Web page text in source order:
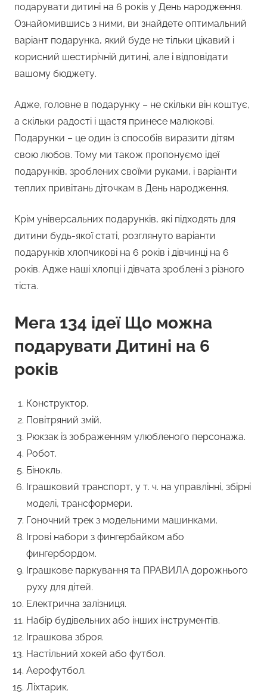
подарувати дитині на 6 років у День народження.
Ознайомившись з ними, ви знайдете оптимальний
варіант подарунка, який буде не тільки цікавий і
корисний шестирічній дитині, але і відповідати
вашому бюджету.
Адже, головне в подарунку – не скільки він коштує,
а скільки радості і щастя принесе малюкові.
Подарунки – це один із способів виразити дітям
свою любов. Тому ми також пропонуємо ідеї
подарунків, зроблених своїми руками, і варіанти
теплих привітань діточкам в День народження.
Крім універсальних подарунків, які підходять для
дитини будь-якої статі, розглянуто варіанти
подарунків хлопчикові на 6 років і дівчинці на 6
років. Адже наші хлопці і дівчата зроблені з різного
тіста.
Мега 134 ідеї Що можна
подарувати Дитині на 6
років
Конструктор.
Повітряний змій.
Рюкзак із зображенням улюбленого персонажа.
Робот.
Бінокль.
Іграшковий транспорт, у т. ч. на управлінні, збірні
моделі, трансформери.
Гоночний трек з модельними машинками.
Ігрові набори з фингербайком або
фингербордом.
Іграшкове паркування та ПРАВИЛА дорожнього
руху для дітей.
Електрична залізниця.
Набір будівельних або інших інструментів.
Іграшкова зброя.
Настільний хокей або футбол.
Аерофутбол.
Ліхтарик.